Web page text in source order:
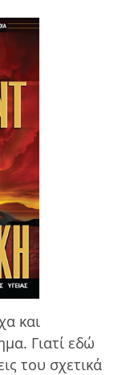
και
Γιατί εδώ
του σχετικά